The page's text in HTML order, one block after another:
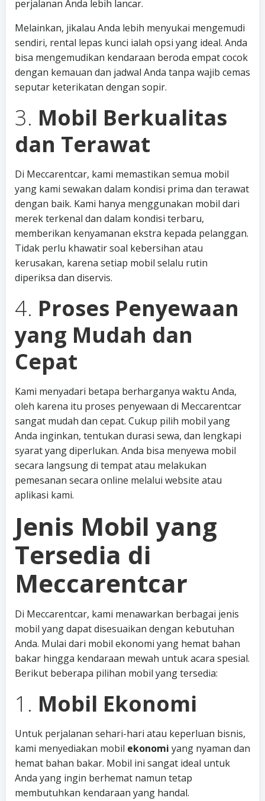
perjalanan Anda lebih lancar.
Melainkan, jikalau Anda lebih menyukai mengemudi
sendiri, rental lepas kunci ialah opsi yang ideal. Anda
bisa mengemudikan kendaraan beroda empat cocok
dengan kemauan dan jadwal Anda tanpa wajib cemas
seputar keterikatan dengan sopir.
3. Mobil Berkualitas
dan Terawat
Di Meccarentcar, kami memastikan semua mobil
yang kami sewakan dalam kondisi prima dan terawat
dengan baik. Kami hanya menggunakan mobil dari
merek terkenal dan dalam kondisi terbaru,
memberikan kenyamanan ekstra kepada pelanggan.
Tidak perlu khawatir soal kebersihan atau
kerusakan, karena setiap mobil selalu rutin
diperiksa dan diservis.
4. Proses Penyewaan
yang Mudah dan
Cepat
Kami menyadari betapa berharganya waktu Anda,
oleh karena itu proses penyewaan di Meccarentcar
sangat mudah dan cepat. Cukup pilih mobil yang
Anda inginkan, tentukan durasi sewa, dan lengkapi
syarat yang diperlukan. Anda bisa menyewa mobil
secara langsung di tempat atau melakukan
pemesanan secara online melalui website atau
aplikasi kami.
Jenis Mobil yang
Tersedia di
Meccarentcar
Di Meccarentcar, kami menawarkan berbagai jenis
mobil yang dapat disesuaikan dengan kebutuhan
Anda. Mulai dari mobil ekonomi yang hemat bahan
bakar hingga kendaraan mewah untuk acara spesial.
Berikut beberapa pilihan mobil yang tersedia:
1. Mobil Ekonomi
Untuk perjalanan sehari-hari atau keperluan bisnis,
kami menyediakan mobil ekonomi yang nyaman dan
hemat bahan bakar. Mobil ini sangat ideal untuk
Anda yang ingin berhemat namun tetap
membutuhkan kendaraan yang handal.